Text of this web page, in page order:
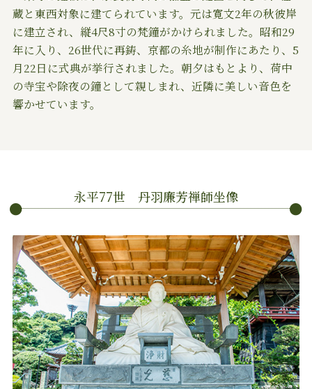
蔵と東西対象に建てられています。元は寛文2年の秋彼岸
に建立され、縦4尺8寸の梵鐘がかけられました。昭和29
年に入り、26世代に再鋳、京都の糸地が制作にあたり、5
月22日に式典が挙行されました。朝夕はもとより、荷中
の寺宝や除夜の鐘として親しまれ、近隣に美しい音色を
響かせています。
永平77世 丹羽廉芳禅師坐像